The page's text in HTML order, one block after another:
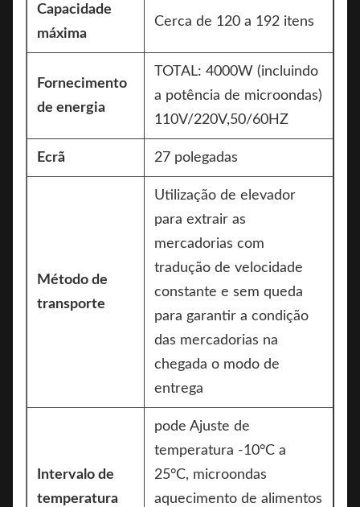
Capacidade
máxima
Cerca de 120 a 192 itens
Fornecimento
de energia
TOTAL: 4000W (incluindo
a potência de microondas)
110V/220V,50/60HZ
Ecrã 27 polegadas
Método de
transporte
Utilização de elevador
para extrair as
mercadorias com
tradução de velocidade
constante e sem queda
para garantir a condição
das mercadorias na
chegada o modo de
entrega
Intervalo de
temperatura
pode Ajuste de
temperatura -10°C a
25°C, microondas
aquecimento de alimentos